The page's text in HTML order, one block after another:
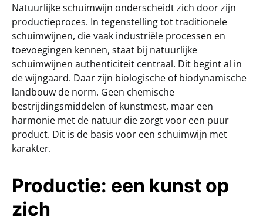
Natuurlijke schuimwijn onderscheidt zich door zijn
productieproces. In tegenstelling tot traditionele
schuimwijnen, die vaak industriële processen en
toevoegingen kennen, staat bij natuurlijke
schuimwijnen authenticiteit centraal. Dit begint al in
de wijngaard. Daar zijn biologische of biodynamische
landbouw de norm. Geen chemische
bestrijdingsmiddelen of kunstmest, maar een
harmonie met de natuur die zorgt voor een puur
product. Dit is de basis voor een schuimwijn met
karakter.
Productie: een kunst op
zich